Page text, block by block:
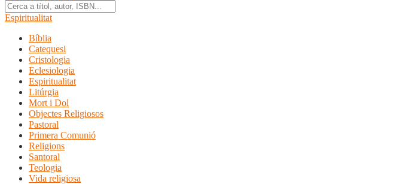
Espiritualitat
Bíblia
Catequesi
Cristologia
Eclesiologia
Espiritualitat
Litúrgia
Mort i Dol
Objectes Religiosos
Pastoral
Primera Comunió
Religions
Santoral
Teologia
Vida religiosa